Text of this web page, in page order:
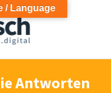
Antworten
/ Language